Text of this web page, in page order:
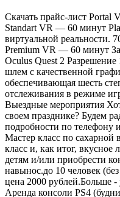
Скачать прайс-лист Portal
Standart VR — 60 минут
виртуальной реальности.
Premium VR — 60 минут
Oculus Quest 2
шлем с качественной
обеспечивающая шесть
отслеживания в режиме
Выездные мероприятия
своем празднике? Будем
подробности по телефону
Мастер класс по сахарной
класс и, как итог, вкусное
детям и/или приобрести
навынос.до 10 человек
цена 2000 рублей.Больше -
Аренда консоли PS4